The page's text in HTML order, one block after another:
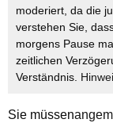
moderiert, da die
verstehen Sie,
morgens Pause
zeitlichen
Verständnis.
Sie müssen